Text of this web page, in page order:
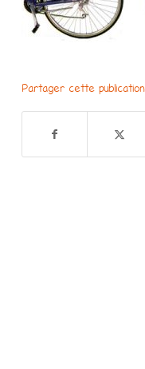
Partager cette publication